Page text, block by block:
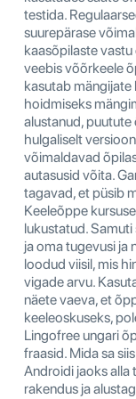
testida.
suurepärase
kaasõpilaste
veebis võõrkeele
kasutab
hoidmiseks
alustanud,
hulgaliselt
võimaldavad
autasusid võita.
tagavad, et püsib
Keeleõppe
lukustatud.
ja oma tugevusi ja
loodud viisil, mis
vigade arvu.
näete vaeva, et
keeleoskuseks,
Lingofree ungari
fraasid. Mida sa
Androidi jaoks alla
rakendus ja